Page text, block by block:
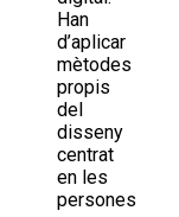
Han
d’aplicar
mètodes
propis
del
disseny
centrat
en les
persones